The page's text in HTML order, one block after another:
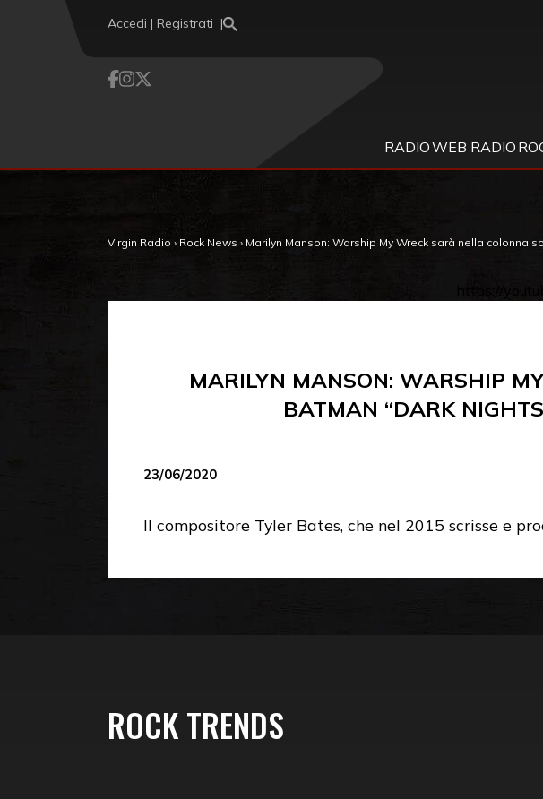
Accedi | Registrati
RADIOWEB RADIO
Virgin Radio › Rock News › Marilyn Manson: Warship My Wreck sarà nella colonna
MARILYN MANSON: WARSHIP
BATMAN “DARK
23/06/2020
Il compositore Tyler Bates, che nel 2015 scrisse e
ROCK TRENDS